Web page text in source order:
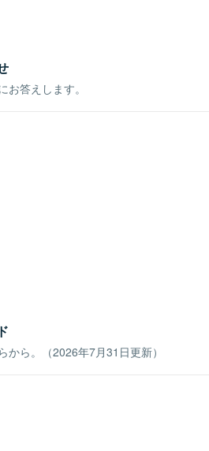
答えします。
ら。（2026年7月31日更新）